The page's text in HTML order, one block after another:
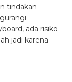
tindakan
ada risiko
jadi karena